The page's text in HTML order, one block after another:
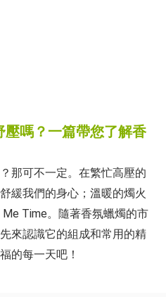
嗎？一篇帶您了解香
那可不一定。在繁忙高壓的
緩我們的身心；溫暖的燭火
Time。隨著香氛蠟燭的市
來認識它的組成和常用的精
的每一天吧！